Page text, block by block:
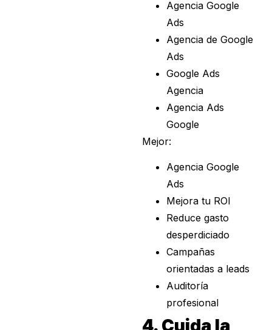
Agencia Google
Ads
Agencia de Google
Ads
Google Ads
Agencia
Agencia Ads
Google
Mejor:
Agencia Google
Ads
Mejora tu ROI
Reduce gasto
desperdiciado
Campañas
orientadas a leads
Auditoría
profesional
4. Cuida la